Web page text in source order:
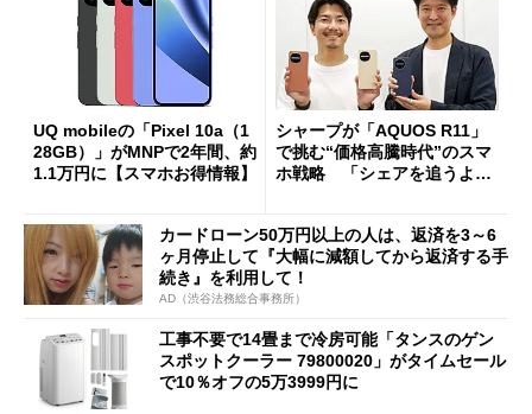
UQ mobileの「Pixel 10a（1
28GB）」がMNPで2年間、約
1.1万円に【スマホお得情報】
シャープが「AQUOS R11」
で挑む“価格高騰時代”のスマ
ホ戦略 「シェアを追うより
カードローン50万円以上の人は、返済を3～6
ヶ月停止して『大幅に減額してから返済する手
続き』を利用して！
AD（渋谷法務総合事務所）
工事不要で14畳まで冷房可能「タンスのゲン
スポットクーラー 79800020」がタイムセール
で10％オフの5万3999円に